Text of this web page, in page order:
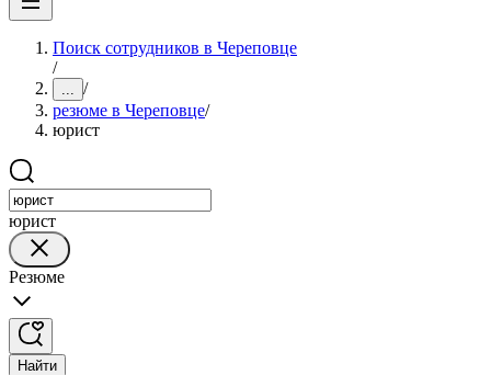
Поиск сотрудников в Череповце
/
... /
резюме в Череповце/
юрист
юрист
Резюме
Найти